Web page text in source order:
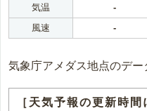
気温 -
風速
-
気象庁アメダス地点のデー
［天気予報の更新時間